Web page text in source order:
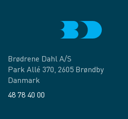
Brødrene Dahl A/S
Park Allé 370, 2605 Brøndby
Danmark
48 78 40 00